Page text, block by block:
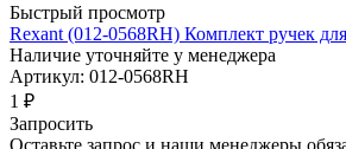
Быстрый просмотр
Rexant (012-0568RH) Комплект ручек
Наличие уточняйте у менеджера
Артикул: 012-0568RH
1 ₽
Запросить
Оставьте запрос и наши менеджеры